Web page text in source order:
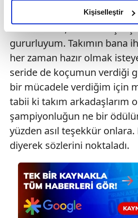
olduğunu ve sizlere en iyi içerikleri
elimizden gelen çabayı
reklamların maliyetlerimizi
kalemimiz olduğunu sizlere
Her halükârda, kullanıcılar, bu
takdirde, kullanıcılara hedefli reklamlar
gösterilmeyecektir."
Sizlere daha iyi bir hizmet
Sitemizde kendimize ve üçüncü
kullanılmaktadır. Bu çerezler
verileriniz işlenmekte olup gerekli
toplumu hizmetlerinin sunulması
kullanılmaktadır. Diğer çerezler,
kılınması ve kişiselleştirilmesi ve
reklam/pazarlama faaliyetlerinin
sınırlı olarak açık rızanız dahilinde
Kişiselleştir
olmaya vurgu yapan 28
basketbolcu, "Kendim için
gururluyum. Takımın bana
her zaman hazır olmak
seride de koçumun verdiği
bir mücadele verdiğim için
tabii ki takım arkadaşlarım
şampiyonluğun ne bir
yüzden asıl teşekkür
diyerek sözlerini noktaladı.